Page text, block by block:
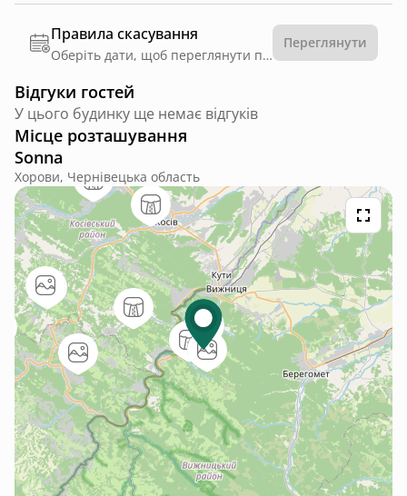
Правила скасування
Оберіть дати, щоб переглянути правила
Переглянути
Відгуки гостей
У цього будинку ще немає відгуків
Місце розташування
Sonna
Хорови, Чернівецька область